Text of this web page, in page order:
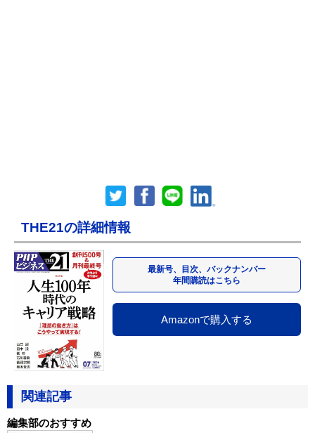
THE21の詳細情報
最新号、目次、バックナンバー
年間購読はこちら
Amazonで購入する
関連記事
編集部のおすすめ